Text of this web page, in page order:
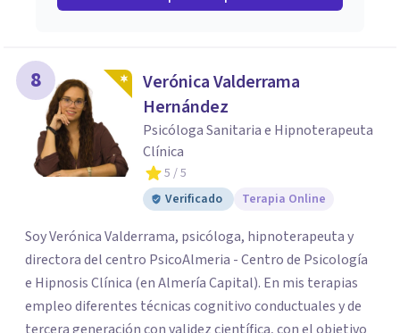
8
Verónica Valderrama
Hernández
Psicóloga Sanitaria e Hipnoterapeuta
Clínica
5 / 5
Verificado
Terapia Online
Soy Verónica Valderrama, psicóloga, hipnoterapeuta y
directora del centro PsicoAlmeria - Centro de Psicología
e Hipnosis Clínica (en Almería Capital). En mis terapias
empleo diferentes técnicas cognitivo conductuales y de